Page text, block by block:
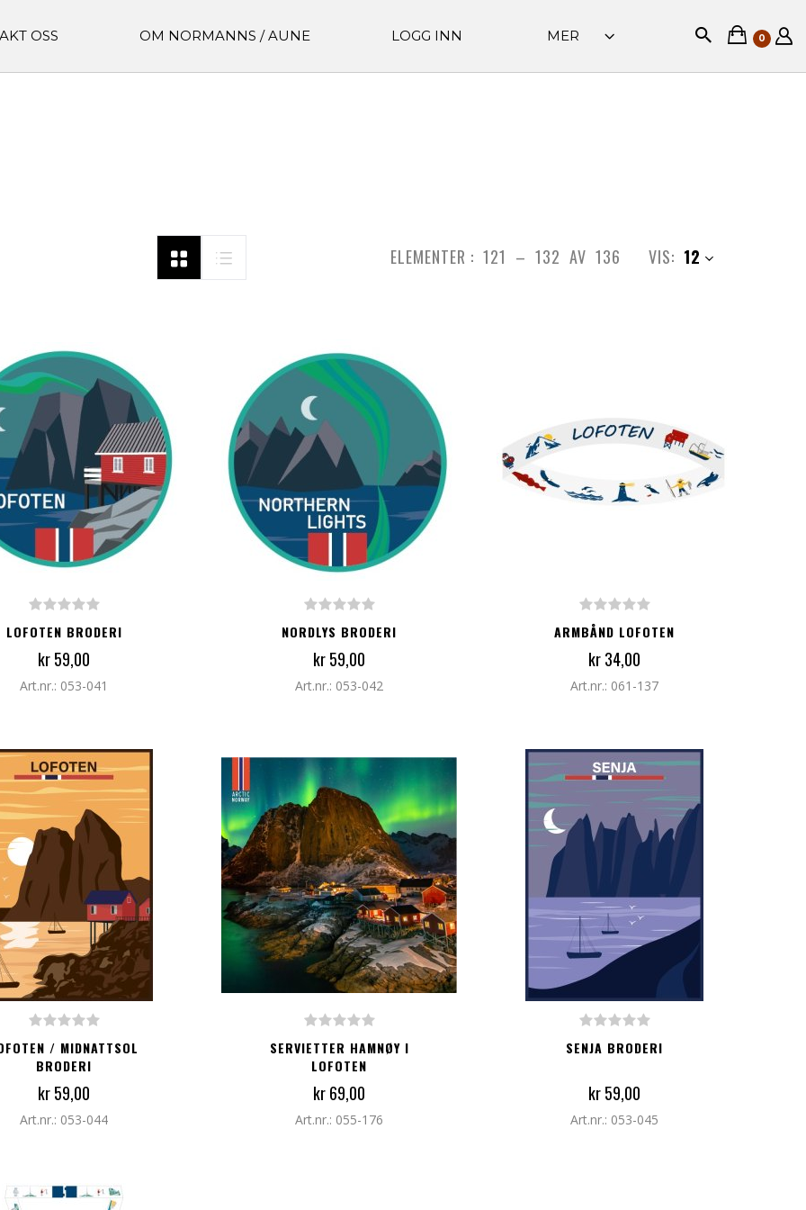
OSS OM NORMANNS / AUNE LOGG INN MER 0
ELEMENTER : 121 – 132 AV 136 VIS: 12
TIL I HANDLEKURV
LOFOTEN BRODERI
kr 59,00
Art.nr.: 053-041
LEGG TIL I HANDLEKURV
NORDLYS BRODERI
kr 59,00
Art.nr.: 053-042
LEGG TIL I HANDLEKURV
ARMBÅND LOFOTEN
kr 34,00
Art.nr.: 061-137
TIL I HANDLEKURV
/ MIDNATTSOL
BRODERI
kr 59,00
Art.nr.: 053-044
LEGG TIL I HANDLEKURV
SERVIETTER HAMNØY I
LOFOTEN
kr 69,00
Art.nr.: 055-176
LEGG TIL I HANDLEKURV
SENJA BRODERI
kr 59,00
Art.nr.: 053-045